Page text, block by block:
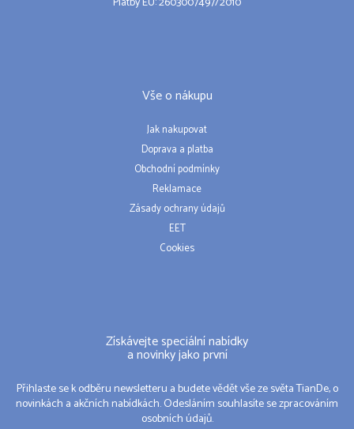
Vše o nákupu
Jak nakupovat
Doprava a platba
Obchodní podmínky
Reklamace
Zásady ochrany údajů
EET
Cookies
Získávejte speciální nabídky
a novinky jako první
Přihlaste se k odběru newsletteru a budete vědět vše ze světa TianDe, o
novinkách a akčních nabídkách. Odesláním souhlasíte se zpracováním
osobních údajů.